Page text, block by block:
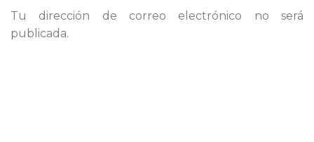
Tu dirección de correo electrónico no será
publicada.